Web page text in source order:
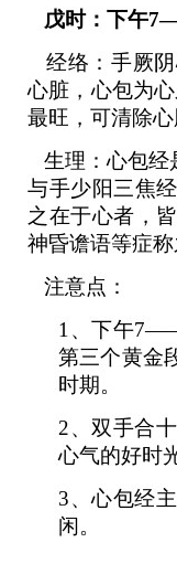
戊时：下午
经络：手厥
心脏，心包为
最旺，可清除
生理：心包经
与手少阳三焦
之在于心者，
神昏谵语等症
注意点：
1、下午
第三个黄金
时期。
2、 双手合
心气的好时
3、心包经
闲。